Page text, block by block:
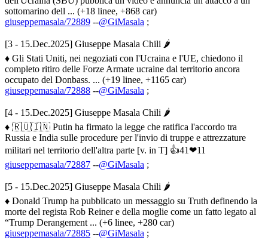
sottomarino dell ... (+18 linee, +868 car)
giuseppemasala/72889 --@GiMasala ;
[3 - 15.Dec.2025] Giuseppe Masala Chili 🌶
♦ Gli Stati Uniti, nei negoziati con l'Ucraina e l'UE, chiedono il
completo ritiro delle Forze Armate ucraine dal territorio ancora
occupato del Donbass. ... (+19 linee, +1165 car)
giuseppemasala/72888 --@GiMasala ;
[4 - 15.Dec.2025] Giuseppe Masala Chili 🌶
♦ 🇷🇺🇮🇳 Putin ha firmato la legge che ratifica l'accordo tra
Russia e India sulle procedure per l'invio di truppe e attrezzature
militari nel territorio dell'altra parte [v. in T] 👍41❤11
giuseppemasala/72887 --@GiMasala ;
[5 - 15.Dec.2025] Giuseppe Masala Chili 🌶
♦ Donald Trump ha pubblicato un messaggio su Truth definendo la
morte del regista Rob Reiner e della moglie come un fatto legato al
“Trump Derangement ... (+6 linee, +280 car)
giuseppemasala/72885 --@GiMasala ;